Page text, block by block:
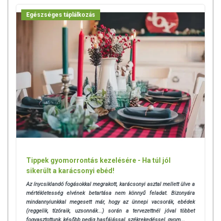
A készítmény kúraszerű alkalmazása javallott.
ELLENJAVALLAT, MELLÉKHATÁSOK:
Ne lépje túl a napi ajánlott mennyiséget!
Étrend kiegészítők szedése előtt konzultáljon háziorvosával!
Az étrend kiegészítők szedése nem helyettesíti a kiegyensúlyozott
ÖSSZETÉTEL
HATÓANYAG 1 KAPSZULÁBAN:Emblica officinalis 250 mg.
TOVÁBBI TUDNIVALÓK
eredeti csomagolásában. Gyermekektől távol tartandó!
NYILVÁNTARTÁSI SZÁM: OÉTI 13508/2013.
Az oldalunkon lévő adatokat folyamatosan frissítjük, törekszünk arra,
hogy naprakészek legyenek. Szeretnénk felhívni azonban a figyelmet,
Egészséges táplálkozás
Tippek gyomorrontás kezelésére - Ha túl jól
sikerült a karácsonyi ebéd!
Az ínycsiklandó fogásokkal megrakott, karácsonyi asztal mellett ülve a
mértékletesség elvének betartása nem könnyű feladat. Bizonyára
mindannyiunkkal megesett már, hogy az ünnepi vacsorák, ebédek
(reggelik, tízóraik, uzsonnák...) során a tervezettnél jóval többet
fogyasztottunk, később pedig hasfájással, székrekedéssel, gyom...